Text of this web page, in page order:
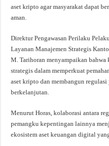
aset kripto agar masyarakat dapat
aman.
Direktur Pengawasan Perilaku
Layanan Manajemen Strategis
M. Tarihoran menyampaikan
strategis dalam memperkuat
aset kripto dan membangun
berkelanjutan.
Menurut Horas, kolaborasi antara
pemangku kepentingan lainnya
ekosistem aset keuangan digital